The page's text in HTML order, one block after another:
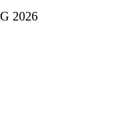
2026